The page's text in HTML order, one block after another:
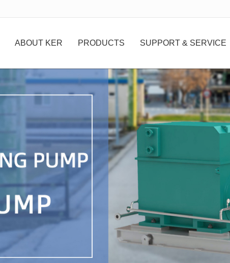
ABOUT KER PRODUCTS SUPPORT & SERVICE